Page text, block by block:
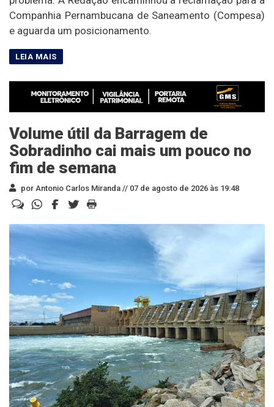
Companhia Pernambucana de Saneamento (Compesa)
e aguarda um posicionamento.
Volume útil da Barragem de
Sobradinho cai mais um pouco no
fim de semana
por Antonio Carlos Miranda // 07 de agosto de 2026 às 19:48